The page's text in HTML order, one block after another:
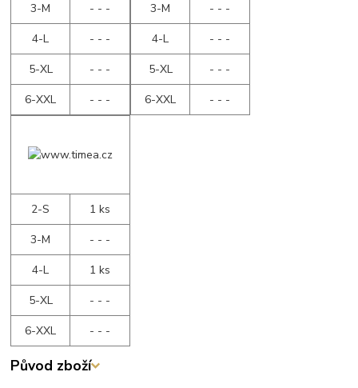
3-M
- - -
4-L
- - -
5-XL
- - -
6-XXL
- - -
3-M
- - -
4-L
- - -
5-XL
- - -
6-XXL
- - -
2-S
1 ks
3-M
- - -
4-L
1 ks
5-XL
- - -
6-XXL
- - -
Původ zboží